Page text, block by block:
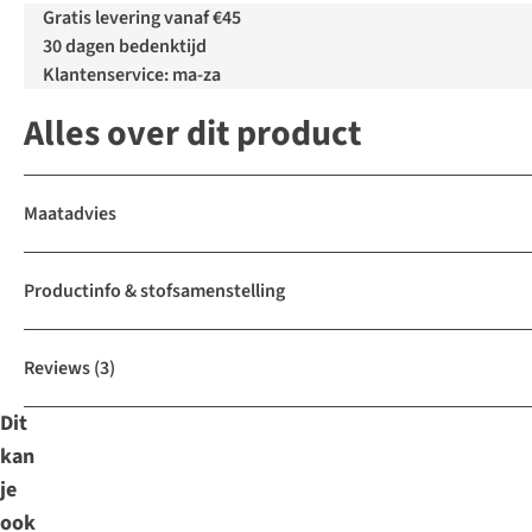
Gratis levering vanaf €45
30 dagen bedenktijd
Klantenservice: ma-za
Alles over dit product
Maatadvies
Productinfo & stofsamenstelling
Reviews(3)
Dit
kan
je
ook